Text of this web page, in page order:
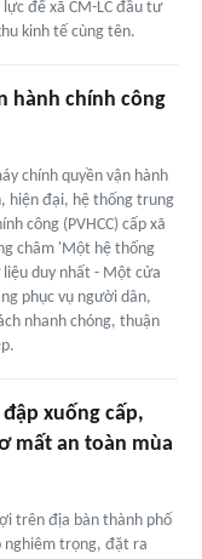
để xã CM-LC đầu tư
kinh tế cùng tên.
hành chính công
chính quyền vận hành
hiện đại, hệ thống trung
công (PVHCC) cấp xã
châm 'Một hệ thống
duy nhất - Một cửa
phục vụ người dân,
nhanh chóng, thuận
xuống cấp,
mất an toàn mùa
trên địa bàn thành phố
nghiêm trọng, đặt ra